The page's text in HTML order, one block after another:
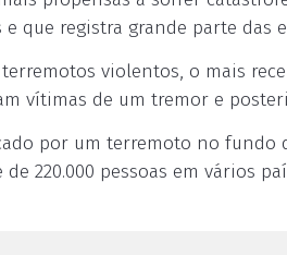
que registra grande parte das
violentos, o mais
vítimas de um tremor e
por um terremoto no fundo
220.000 pessoas em vários